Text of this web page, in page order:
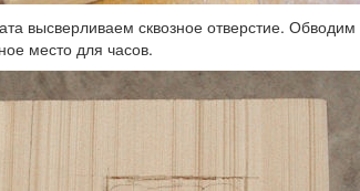
высверливаем сквозное отверстие.
место для часов.